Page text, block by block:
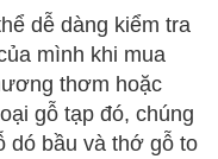
dễ dàng kiểm tra
mình khi mua
thơm hoặc
gỗ tạp đó, chúng
dó bầu và thớ gỗ to